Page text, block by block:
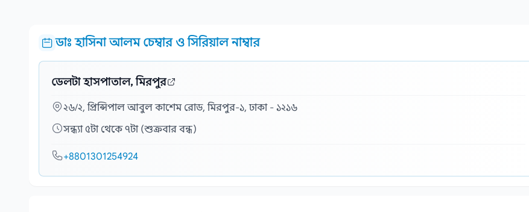
ডাঃ হাসিনা আলম চেম্বার ও সিরিয়াল নাম্বার
ডেলটা হাসপাতাল, মিরপুর
২৬/২, প্রিন্সিপাল আবুল কাশেম রোড, মিরপুর-১, ঢাকা - ১২১৬
সন্ধ্যা ৫টা থেকে ৭টা (শুক্রবার বন্ধ)
+8801301254924